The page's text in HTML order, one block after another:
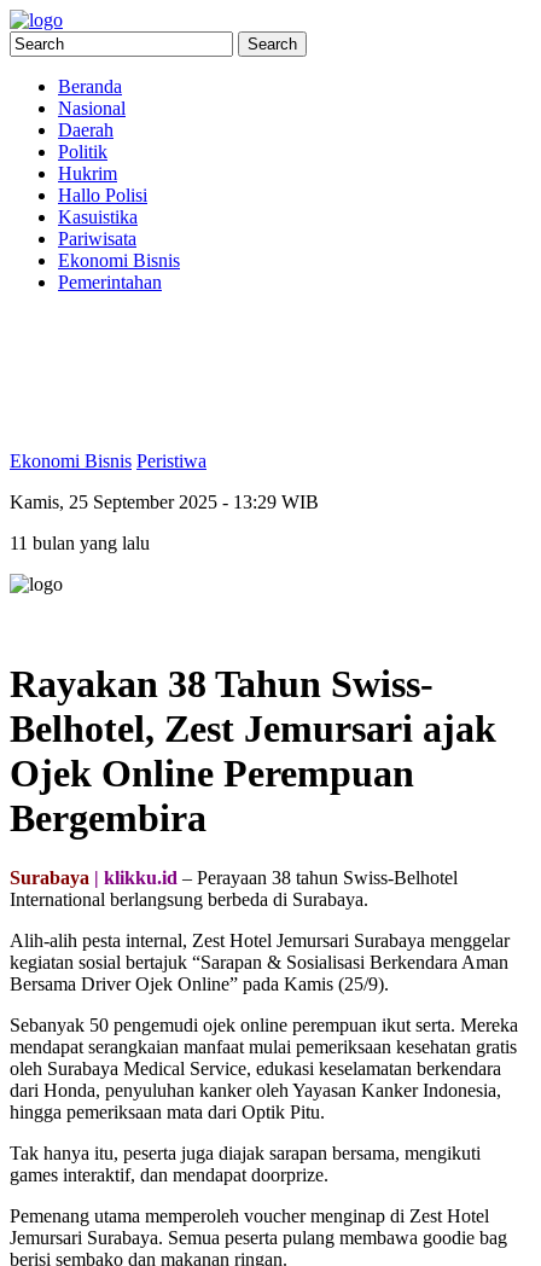
Beranda
Nasional
Daerah
Politik
Hukrim
Hallo Polisi
Kasuistika
Pariwisata
Ekonomi Bisnis
Pemerintahan
Ekonomi Bisnis Peristiwa
Kamis, 25 September 2025 - 13:29 WIB
11 bulan yang lalu
Rayakan 38 Tahun Swiss-
Belhotel, Zest Jemursari ajak
Ojek Online Perempuan
Bergembira
Surabaya | klikku.id – Perayaan 38 tahun Swiss-Belhotel
International berlangsung berbeda di Surabaya.
Alih-alih pesta internal, Zest Hotel Jemursari Surabaya menggelar
kegiatan sosial bertajuk “Sarapan & Sosialisasi Berkendara Aman
Bersama Driver Ojek Online” pada Kamis (25/9).
Sebanyak 50 pengemudi ojek online perempuan ikut serta. Mereka
mendapat serangkaian manfaat mulai pemeriksaan kesehatan gratis
oleh Surabaya Medical Service, edukasi keselamatan berkendara
dari Honda, penyuluhan kanker oleh Yayasan Kanker Indonesia,
hingga pemeriksaan mata dari Optik Pitu.
Tak hanya itu, peserta juga diajak sarapan bersama, mengikuti
games interaktif, dan mendapat doorprize.
Pemenang utama memperoleh voucher menginap di Zest Hotel
Jemursari Surabaya. Semua peserta pulang membawa goodie bag
berisi sembako dan makanan ringan.